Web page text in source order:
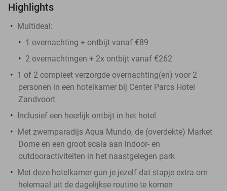
Highlights
Multideal:
1 overnachting + ontbijt vanaf €89
2 overnachtingen + 2x ontbijt vanaf €262
1 of 2 compleet verzorgde overnachting(en) voor 2
personen in een hotelkamer bij Center Parcs Hotel
Zandvoort
Inclusief een heerlijk ontbijt in het hotel
Met zwemparadijs Aqua Mundo, de (overdekte) Market
Dome en een groot scala aan indoor- en
outdooractiviteiten in het naastgelegen park
Met deze hotelkamer gun je jezelf dat stapje extra om
helemaal uit de dagelijkse routine te komen